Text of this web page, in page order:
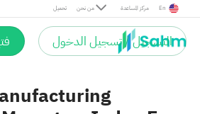
تحميل من نحن مركز المساعدة En
التسجيل / تسجيل الدخول